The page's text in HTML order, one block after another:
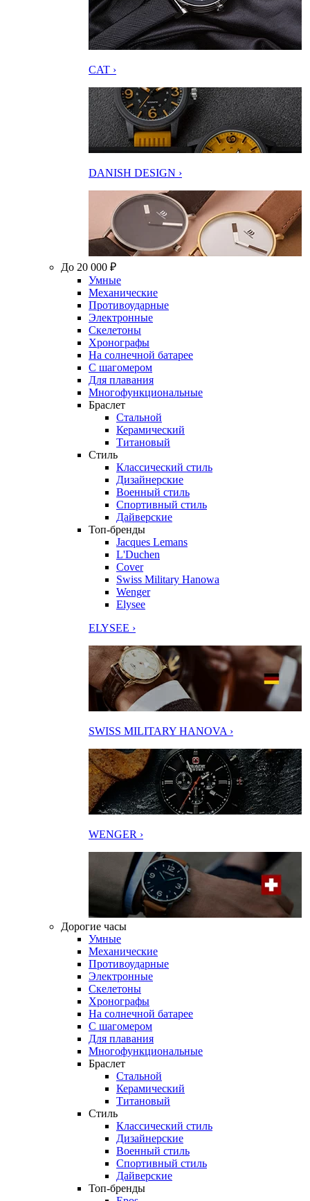
CAT ›
DANISH DESIGN ›
До 20 000 ₽
Умные
Механические
Противоударные
Электронные
Скелетоны
Хронографы
На солнечной батарее
С шагомером
Для плавания
Многофункциональные
Браслет
Стальной
Керамический
Титановый
Стиль
Классический стиль
Дизайнерские
Военный стиль
Спортивный стиль
Дайверские
Топ-бренды
Jacques Lemans
L'Duchen
Cover
Swiss Military Hanowa
Wenger
Elysee
ELYSEE ›
SWISS MILITARY HANOVA ›
WENGER ›
Дорогие часы
Умные
Механические
Противоударные
Электронные
Скелетоны
Хронографы
На солнечной батарее
С шагомером
Для плавания
Многофункциональные
Браслет
Стальной
Керамический
Титановый
Стиль
Классический стиль
Дизайнерские
Военный стиль
Спортивный стиль
Дайверские
Топ-бренды